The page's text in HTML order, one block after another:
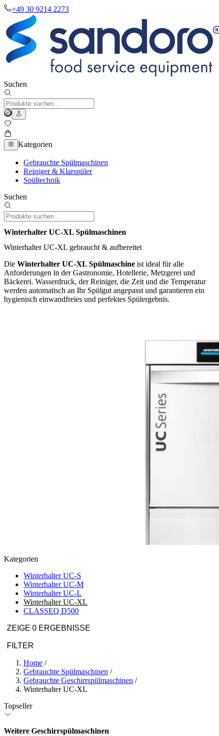
+49 30 9214 2273
Suchen
Kategorien
Gebrauchte Spülmaschinen
Reiniger & Klarspüler
Spültechnik
Suchen
Winterhalter UC-XL Spülmaschinen
Winterhalter UC-XL gebraucht & aufbereitet
Die Winterhalter UC-XL Spülmaschine ist ideal für alle
Anforderungen in der Gastronomie, Hotellerie, Metzgerei und
Bäckerei. Wasserdruck, der Reiniger, die Zeit und die Temperatur
werden automatisch an Ihr Spülgut angepasst und garantieren ein
hygienisch einwandfreies und perfektes Spülergebnis.
Kategorien
Winterhalter UC-S
Winterhalter UC-M
Winterhalter UC-L
Winterhalter UC-XL
CLASSEQ D500
ZEIGE 0 ERGEBNISSE
FILTER
Home /
Gebrauchte Spülmaschinen /
Gebrauchte Geschirrspülmaschinen /
Winterhalter UC-XL
Topseller
Weitere Geschirrspülmaschinen